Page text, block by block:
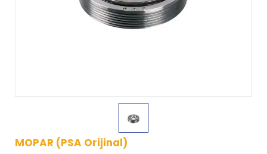
MOPAR (PSA Orijinal)